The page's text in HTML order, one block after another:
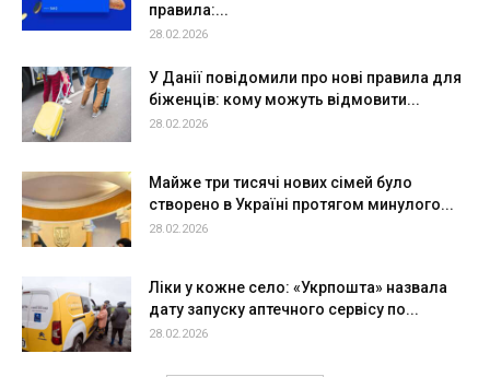
правила:...
28.02.2026
У Данії повідомили про нові правила для
біженців: кому можуть відмовити...
28.02.2026
Майже три тисячі нових сімей було
створено в Україні протягом минулого...
28.02.2026
Ліки у кожне село: «Укрпошта» назвала
дату запуску аптечного сервісу по...
28.02.2026